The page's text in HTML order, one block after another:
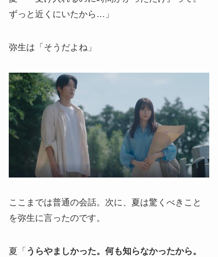
ずっと近くにいたから…」
弥生は「そうだよね」
ここまでは普通の会話。次に、夏は驚くべきこと
を弥生に言ったのです。
夏「 うらやましかった。何も知らなかったから。